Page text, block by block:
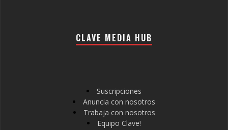
CLAVE MEDIA HUB
Suscripciones
Anuncia con nosotros
Trabaja con nosotros
Equipo Clave!